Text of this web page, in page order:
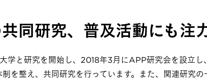
同研究、普及活動にも注
学と研究を開始し、2018年3月にAPP研究会を設立し
を整え、共同研究を行っています。また、関連研究